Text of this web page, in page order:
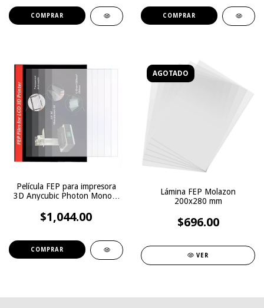
Película FEP para impresora
3D Anycubic Photon Mono X
$1,044.00
AGOTADO
Lámina FEP Molazon
200x280 mm
$696.00
VER